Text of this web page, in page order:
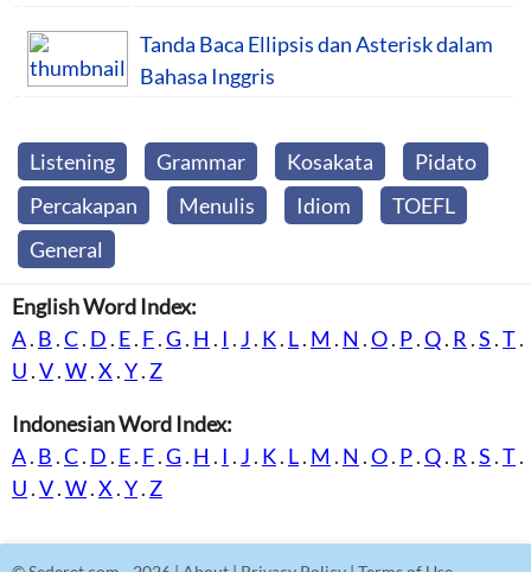
Tanda Baca Ellipsis dan Asterisk dalam
Bahasa Inggris
Listening Grammar Kosakata
Pidato
Percakapan
Menulis Idiom
TOEFL
General
English Word Index:
A. B .C. D . E. F.G. H . I . J . K. L. M . N .O. P.Q. R .S .T.
U .V.W.X .Y. Z
Indonesian Word Index:
A. B .C. D . E. F.G. H . I . J . K. L. M . N .O. P.Q. R .S .T.
U .V.W.X .Y. Z